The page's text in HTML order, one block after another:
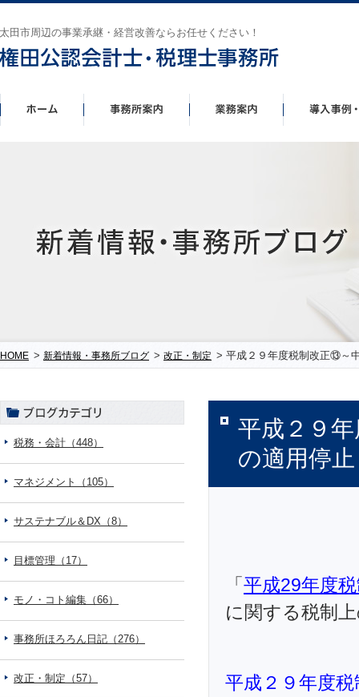
太田市周辺の事業承継・経営改善ならお任せください！
HOME > 新着情報・事務所ブログ > 改正・制定 > 平成２９年度税制改正⑬～
平成２９
の適用停
「平成29年度
に関する税制
平成２９年度
税務・会計（448）
マネジメント（105）
サステナブル＆DX（8）
目標管理（17）
モノ・コト編集（66）
事務所ほろろん日記（276）
改正・制定（57）